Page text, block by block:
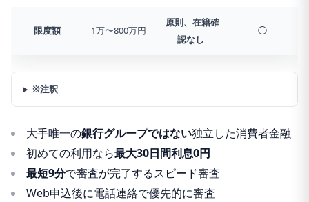
限度額 1万〜800万円
原則、在籍確
認なし
◯
※注釈
大手唯一の銀行グループではない独立した消費者金融
初めての利用なら最大30日間利息0円
最短9分で審査が完了するスピード審査
Web申込後に電話連絡で優先的に審査